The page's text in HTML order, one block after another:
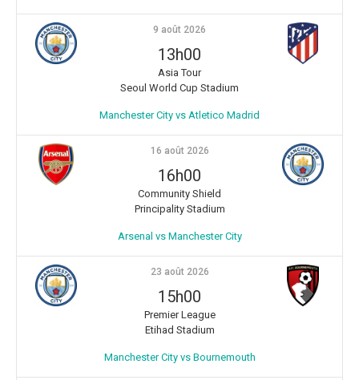
9 août 2026
13h00
Asia Tour
Seoul World Cup Stadium
Manchester City vs Atletico Madrid
16 août 2026
16h00
Community Shield
Principality Stadium
Arsenal vs Manchester City
23 août 2026
15h00
Premier League
Etihad Stadium
Manchester City vs Bournemouth